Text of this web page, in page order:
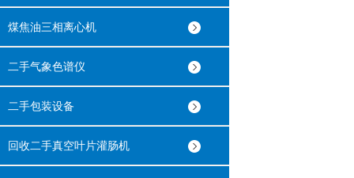
煤焦油三相离心机
二手气象色谱仪
二手包装设备
回收二手真空叶片灌肠机